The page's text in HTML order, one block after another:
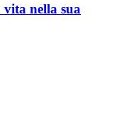
vita nella sua